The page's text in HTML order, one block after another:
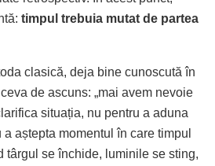
timpul trebuia mutat de partea
clasică, deja bine cunoscută în
de ascuns: „mai avem nevoie
situația, nu pentru a aduna
aștepta momentul în care timpul
târgul se închide, luminile se sting,